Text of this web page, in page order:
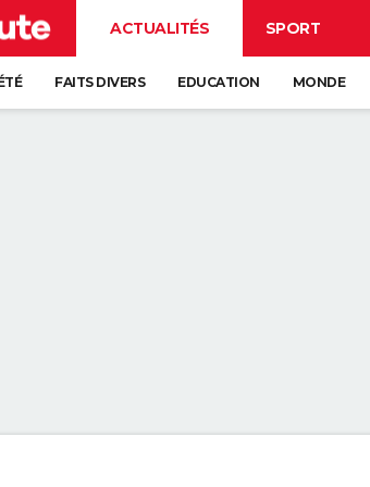
ACTUALITÉS SPORT
FAITS DIVERS EDUCATION MONDE